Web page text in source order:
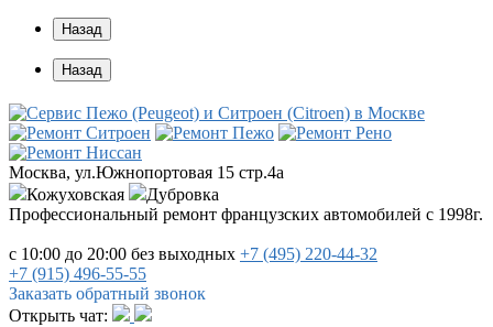
Назад
Назад
Москва, ул.Южнопортовая 15 стр.4a
Кожуховская
Дубровка
Профессиональный ремонт французских автомобилей с 1998г.
с 10:00 до 20:00 без выходных +7 (495) 220-44-32
+7 (915) 496-55-55
Заказать обратный звонок
Открыть чат: